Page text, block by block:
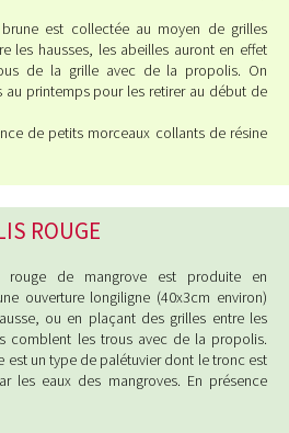
est collectée au moyen de grilles
les hausses, les abeilles auront en effet
de la grille avec de la propolis. On
printemps pour les retirer au début de
de petits morceaux collants de résine
ROUGE
rouge de mangrove est produite en
ouverture longiligne (40x3cm environ)
ou en plaçant des grilles entre les
comblent les trous avec de la propolis.
est un type de palétuvier dont le tronc est
les eaux des mangroves. En présence